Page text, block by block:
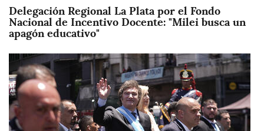
Delegación Regional La Plata por el Fondo
Nacional de Incentivo Docente: "Milei busca un
apagón educativo"
Imagen